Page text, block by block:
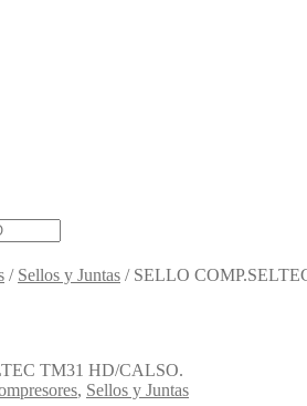
/ Sellos y Juntas / SELLO
TM31 HD/CALSO.
, Sellos y Juntas